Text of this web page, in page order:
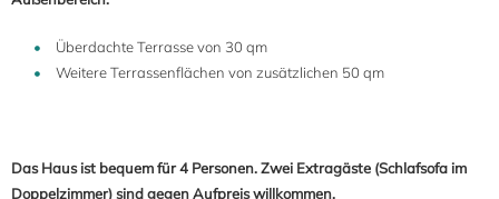
Überdachte Terrasse von 30 qm
Weitere Terrassenflächen von zusätzlichen 50 qm
Das Haus ist bequem für 4 Personen. Zwei Extragäste (Schlafsofa im
Doppelzimmer) sind gegen Aufpreis willkommen.